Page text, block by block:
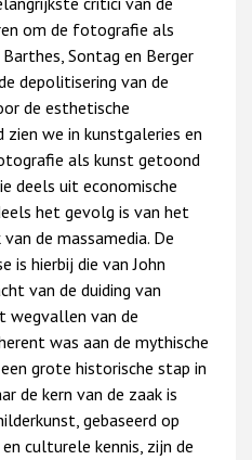
om de fotografie als
Sontag en Berger
depolitisering van de
de esthetische
zien we in kunstgaleries en
als kunst getoond
deels uit economische
het gevolg is van het
de massamedia. De
is hierbij die van John
van de duiding van
wegvallen van de
was aan de mythische
grote historische stap in
de kern van de zaak is
gebaseerd op
culturele kennis, zijn de